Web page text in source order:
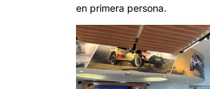
en primera persona.